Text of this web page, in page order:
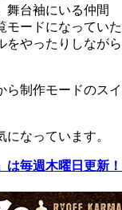
舞台袖にいる仲間
モードになっていた
をやったりしながら
ら制作モードのスイ
なっています。
毎週木曜日更新！